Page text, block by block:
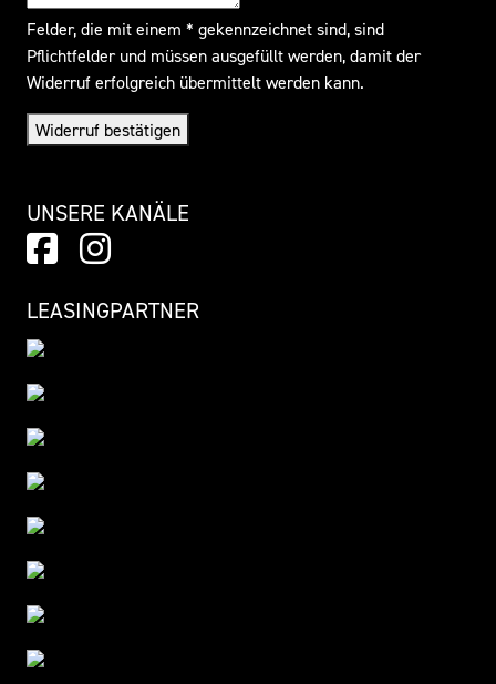
Felder, die mit einem * gekennzeichnet sind, sind
Pflichtfelder und müssen ausgefüllt werden, damit der
Widerruf erfolgreich übermittelt werden kann.
Widerruf bestätigen
UNSERE KANÄLE
LEASINGPARTNER